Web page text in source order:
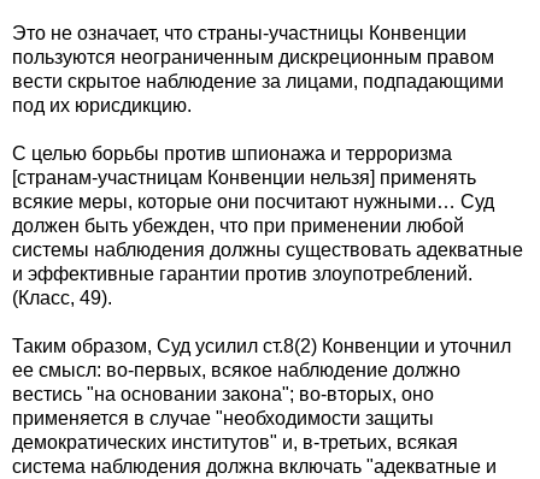
Это не означает, что страны-участницы Конвенции
пользуются неограниченным дискреционным правом
вести скрытое наблюдение за лицами, подпадающими
под их юрисдикцию.
С целью борьбы против шпионажа и терроризма
[странам-участницам Конвенции нельзя] применять
всякие меры, которые они посчитают нужными… Суд
должен быть убежден, что при применении любой
системы наблюдения должны существовать адекватные
и эффективные гарантии против злоупотреблений.
(Класс, 49).
Таким образом, Суд усилил ст.8(2) Конвенции и уточнил
ее смысл: во-первых, всякое наблюдение должно
вестись "на основании закона"; во-вторых, оно
применяется в случае "необходимости защиты
демократических институтов" и, в-третьих, всякая
система наблюдения должна включать "адекватные и